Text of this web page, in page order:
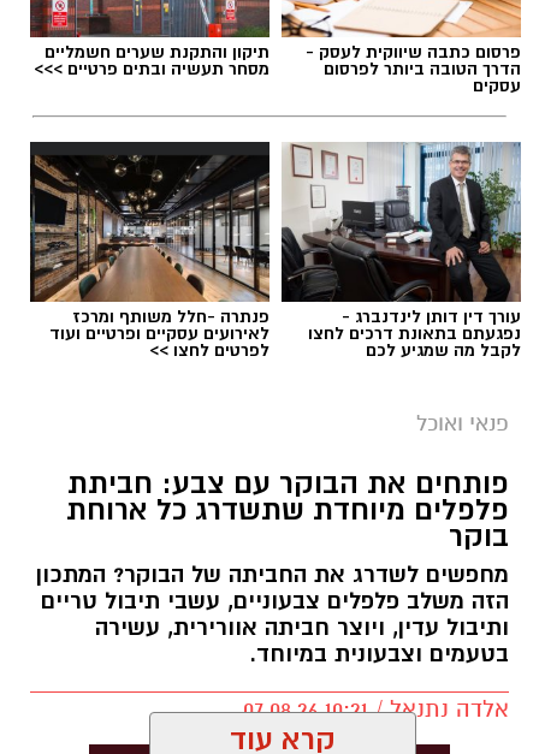
פרסום כתבה שיווקית לעסק -
הדרך הטובה ביותר לפרסום
עסקים
תיקון והתקנת שערים חשמליים
מסחר תעשיה ובתים פרטיים >>>
עורך דין דותן לינדנברג -
נפגעתם בתאונת דרכים לחצו
לקבל מה שמגיע לכם
פנתרה -חלל משותף ומרכז
לאירועים עסקיים ופרטיים ועוד
לפרטים לחצו >>
פנאי ואוכל
פותחים את הבוקר עם צבע: חביתת
פלפלים מיוחדת שתשדרג כל ארוחת
בוקר
מחפשים לשדרג את החביתה של הבוקר? המתכון
הזה משלב פלפלים צבעוניים, עשבי תיבול טריים
ותיבול עדין, ויוצר חביתה אוורירית, עשירה
בטעמים וצבעונית במיוחד.
אלדה נתנאל / 10:21 07.08.26
קרא עוד